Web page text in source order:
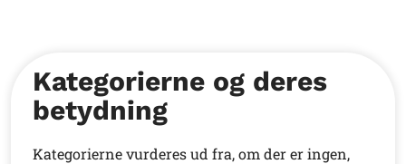
Kategorierne og deres
betydning
Kategorierne vurderes ud fra, om der er ingen,